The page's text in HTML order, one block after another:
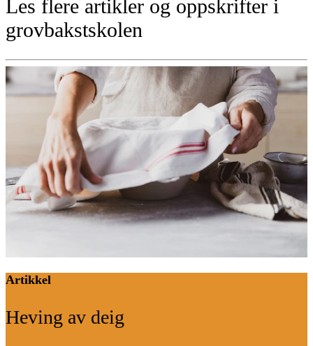
Les flere artikler og oppskrifter i
grovbakstskolen
Artikkel
Heving av deig